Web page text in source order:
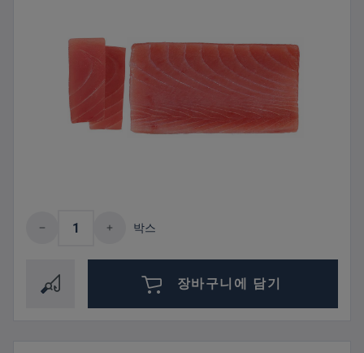
제품 수량: 원하는 값을 입력하거나 버튼
박스
장바구니에 담기